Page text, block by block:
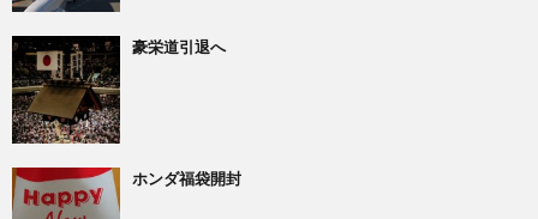
豪栄道引退へ
ホンダ福袋開封